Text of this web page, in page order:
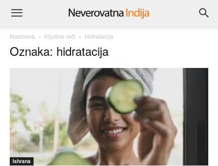
Naslovna Ključne reči Hidratacija
Oznaka: hidratacija
Ishrana